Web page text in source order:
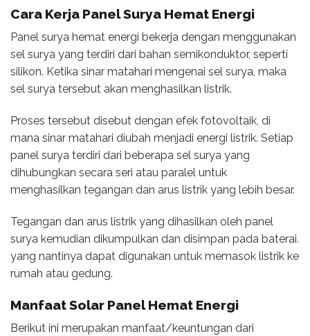
Cara Kerja Panel Surya Hemat Energi
Panel surya hemat energi bekerja dengan menggunakan
sel surya yang terdiri dari bahan semikonduktor, seperti
silikon. Ketika sinar matahari mengenai sel surya, maka
sel surya tersebut akan menghasilkan listrik.
Proses tersebut disebut dengan efek fotovoltaik, di
mana sinar matahari diubah menjadi energi listrik. Setiap
panel surya terdiri dari beberapa sel surya yang
dihubungkan secara seri atau paralel untuk
menghasilkan tegangan dan arus listrik yang lebih besar.
Tegangan dan arus listrik yang dihasilkan oleh panel
surya kemudian dikumpulkan dan disimpan pada baterai.
yang nantinya dapat digunakan untuk memasok listrik ke
rumah atau gedung.
Manfaat Solar Panel Hemat Energi
Berikut ini merupakan manfaat/keuntungan dari